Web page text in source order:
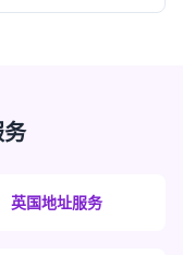
英国地址服务